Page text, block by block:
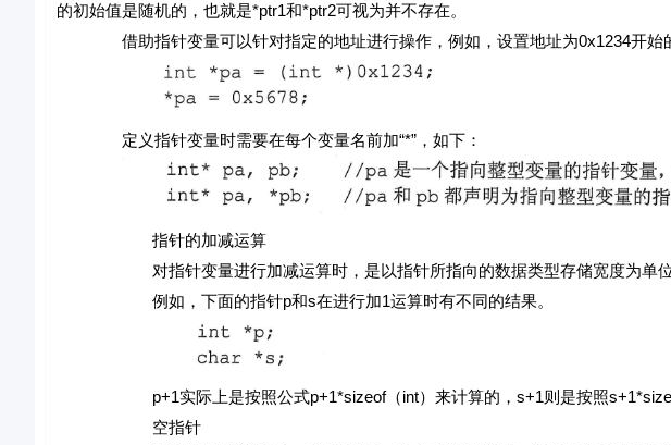
的初始值是随机的，也就是*ptr1和*ptr2可视为并不存在。
借助指针变量可以针对指定的地址进行操作，例如，设置地址为0x1234开始的
定义指针变量时需要在每个变量名前加“*”，如下：
指针的加减运算
对指针变量进行加减运算时，是以指针所指向的数据类型存储宽度为单位
例如，下面的指针p和s在进行加1运算时有不同的结果。
p+1实际上是按照公式p+1*sizeof（int）来计算的，s+1则是按照s+1*sizeof
空指针